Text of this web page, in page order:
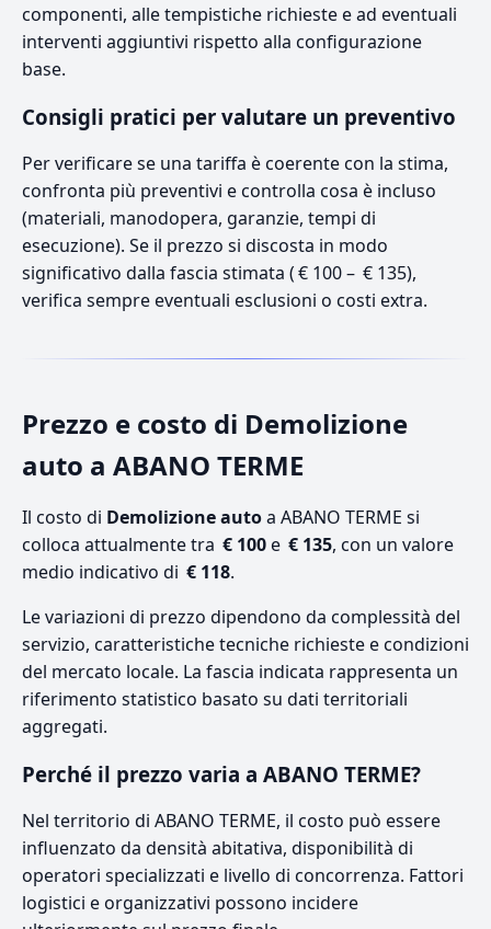
componenti, alle tempistiche richieste e ad eventuali
interventi aggiuntivi rispetto alla configurazione
base.
Consigli pratici per valutare un preventivo
Per verificare se una tariffa è coerente con la stima,
confronta più preventivi e controlla cosa è incluso
(materiali, manodopera, garanzie, tempi di
esecuzione). Se il prezzo si discosta in modo
significativo dalla fascia stimata ( € 100 – € 135),
verifica sempre eventuali esclusioni o costi extra.
Prezzo e costo di Demolizione
auto a ABANO TERME
Il costo di Demolizione autoa ABANO TERME si
colloca attualmente tra € 100e € 135, con un valore
medio indicativo di € 118.
Le variazioni di prezzo dipendono da complessità del
servizio, caratteristiche tecniche richieste e condizioni
del mercato locale. La fascia indicata rappresenta un
riferimento statistico basato su dati territoriali
aggregati.
Perché il prezzo varia a ABANO TERME?
Nel territorio di ABANO TERME, il costo può essere
influenzato da densità abitativa, disponibilità di
operatori specializzati e livello di concorrenza. Fattori
logistici e organizzativi possono incidere